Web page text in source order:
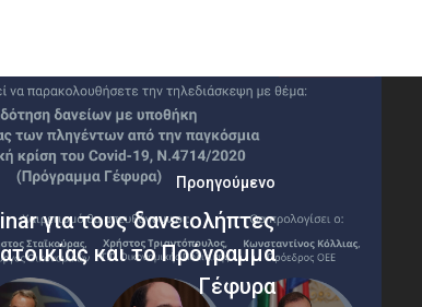
Προηγούμενο
για τους δανειολήπτες
και το Πρόγραμμα
Γέφυρα